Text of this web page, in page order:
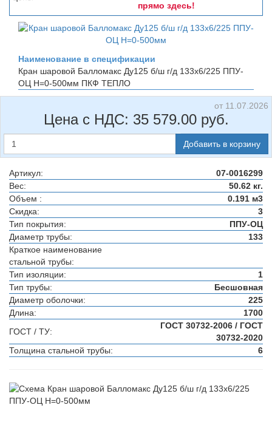
прямо здесь!
Наименование в спецификации
Кран шаровой Балломакс Ду125 б/ш г/д 133х6/225 ППУ-
ОЦ H=0-500мм ПКФ ТЕПЛО
от 11.07.2026
Цена с НДС: 35 579.00руб.
Добавить в корзину
Артикул:
07-0016299
Вес:
50.62 кг.
Объем :
0.191 м3
Скидка:
3
Тип покрытия:
ППУ-ОЦ
Диаметр трубы:
133
Краткое наименование
стальной трубы:
Тип изоляции:
1
Тип трубы:
Бесшовная
Диаметр оболочки:
225
Длина:
1700
ГОСТ / ТУ:
ГОСТ 30732-2006 / ГОСТ
30732-2020
Толщина стальной трубы:
6